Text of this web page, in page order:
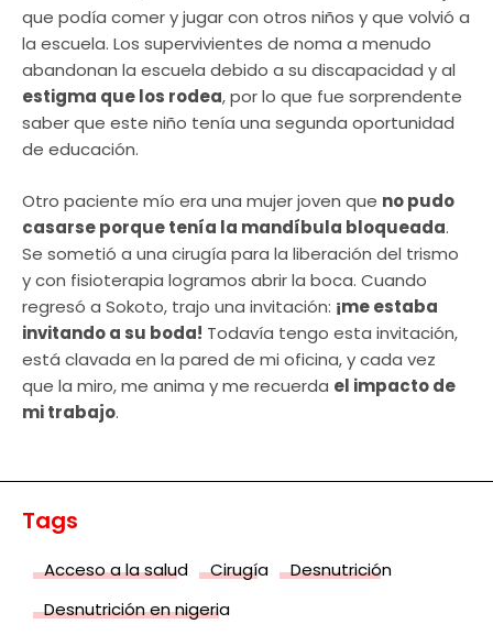
que podía comer y jugar con otros niños y que volvió a
la escuela. Los supervivientes de noma a menudo
abandonan la escuela debido a su discapacidad y al
estigma que los rodea, por lo que fue sorprendente
saber que este niño tenía una segunda oportunidad
de educación.
Otro paciente mío era una mujer joven que no pudo
casarse porque tenía la mandíbula bloqueada.
Se sometió a una cirugía para la liberación del trismo
y con fisioterapia logramos abrir la boca. Cuando
regresó a Sokoto, trajo una invitación: ¡me estaba
invitando a su boda! Todavía tengo esta invitación,
está clavada en la pared de mi oficina, y cada vez
que la miro, me anima y me recuerda el impacto de
mi trabajo.
Tags
Acceso a la salud Cirugía
Desnutrición
Desnutrición en nigeria